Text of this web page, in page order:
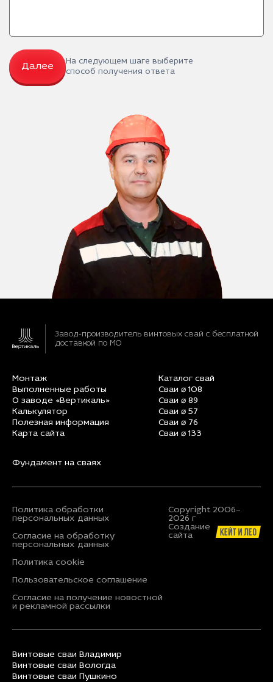
Далее
На следующем шаге выберите
способ получения ответа
Завод-производитель винтовых свайс бесплатной
доставкой по МО
Каталог свай
Сваи ⌀ 108
Сваи ⌀ 89
Сваи ⌀ 57
Сваи ⌀ 76
Сваи ⌀ 133
Фундамент на сваях
Монтаж
Выполненные работы
О заводе «Вертикаль»
Калькулятор
Полезная информация
Карта сайта
Политика обработки
персональных данных
Согласие на обработку
персональных данных
Политика cookie
Пользовательское соглашение
Согласие на получение новостной
и рекламной рассылки
Copyright 2006–
2026 г
Создание
сайта
Винтовые сваи Владимир
Винтовые сваи Вологда
Винтовые сваи Пушкино